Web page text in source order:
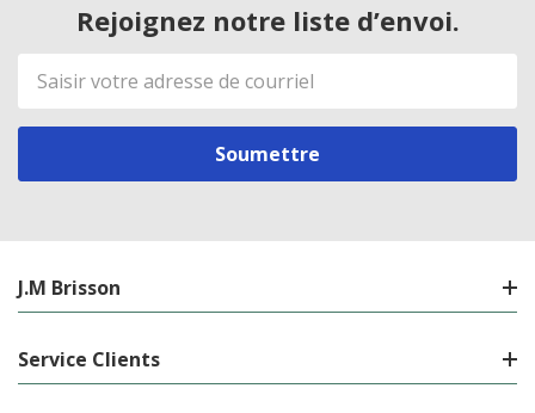
Rejoignez notre liste d’envoi.
Adresse
de
courriel
J.M Brisson
Service Clients